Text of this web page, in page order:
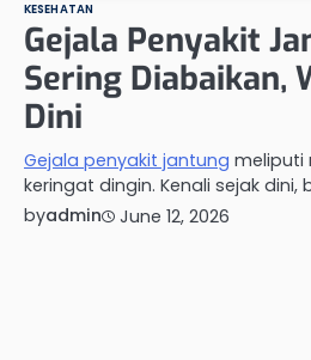
KESEHATAN
Gejala Penyakit
Sering Diabaikan,
Dini
Gejala penyakit jantung meliputi
keringat dingin. Kenali sejak dini,
byadmin June 12, 2026